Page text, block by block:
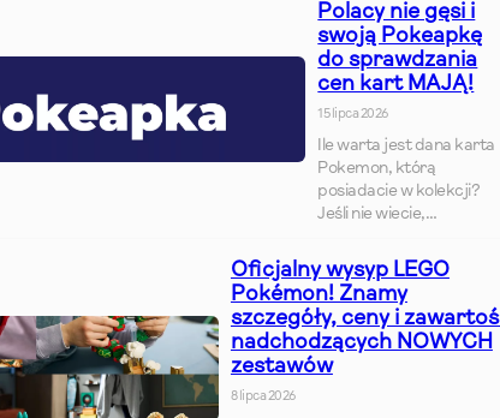
Polacy nie gęsi i
swoją Pokeapkę
do sprawdzania
cen kart MAJĄ!
15 lipca 2026
Ile warta jest dana karta
Pokemon, którą
posiadacie w kolekcji?
Jeśli nie wiecie,…
Oficjalny wysyp LEGO
Pokémon! Znamy
szczegóły, ceny i
nadchodzących NOWYCH
zestawów
8 lipca 2026